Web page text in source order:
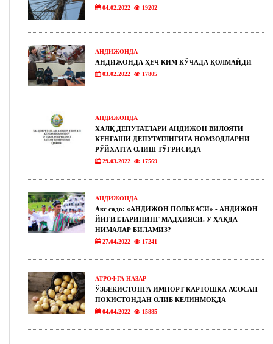
04.02.2022 19202
АНДИЖОНДА
АНДИЖОНДА ҲЕЧ КИМ КЎЧАДА ҚОЛМАЙДИ
03.02.2022 17805
АНДИЖОНДА
ХАЛҚ ДЕПУТАТЛАРИ АНДИЖОН ВИЛОЯТИ
КЕНГАШИ ДЕПУТАТЛИГИГА НОМЗОДЛАРНИ
РЎЙХАТГА ОЛИШ ТЎҒРИСИДА
29.03.2022 17569
АНДИЖОНДА
Акс садо: «АНДИЖОН ПОЛЬКАСИ» - АНДИЖОН
ЙИГИТЛАРИНИНГ МАДҲИЯСИ. У ҲАҚДА
НИМАЛАР БИЛАМИЗ?
27.04.2022 17241
АТРОФГА НАЗАР
ЎЗБЕКИСТОНГА ИМПОРТ КАРТОШКА АСОСАН
ПОКИСТОНДАН ОЛИБ КЕЛИНМОҚДА
04.04.2022 15885